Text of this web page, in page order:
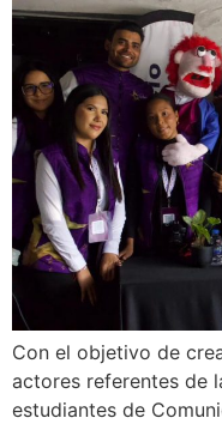
Con el objetivo de
actores referentes de
estudiantes de